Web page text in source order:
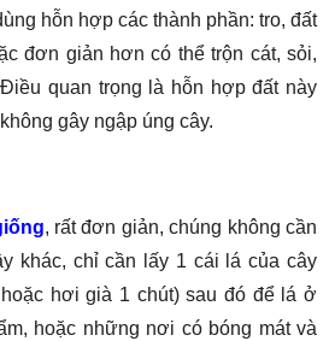
hỗn hợp các thành phần: tro, đất
đơn giản hơn có thể trộn cát, sỏi,
quan trọng là hỗn hợp đất này
gây ngập úng cây.
, rất đơn giản, chúng không cần
khác, chỉ cần lấy 1 cái lá của cây
hơi già 1 chút) sau đó để lá ở
hoặc những nơi có bóng mát và